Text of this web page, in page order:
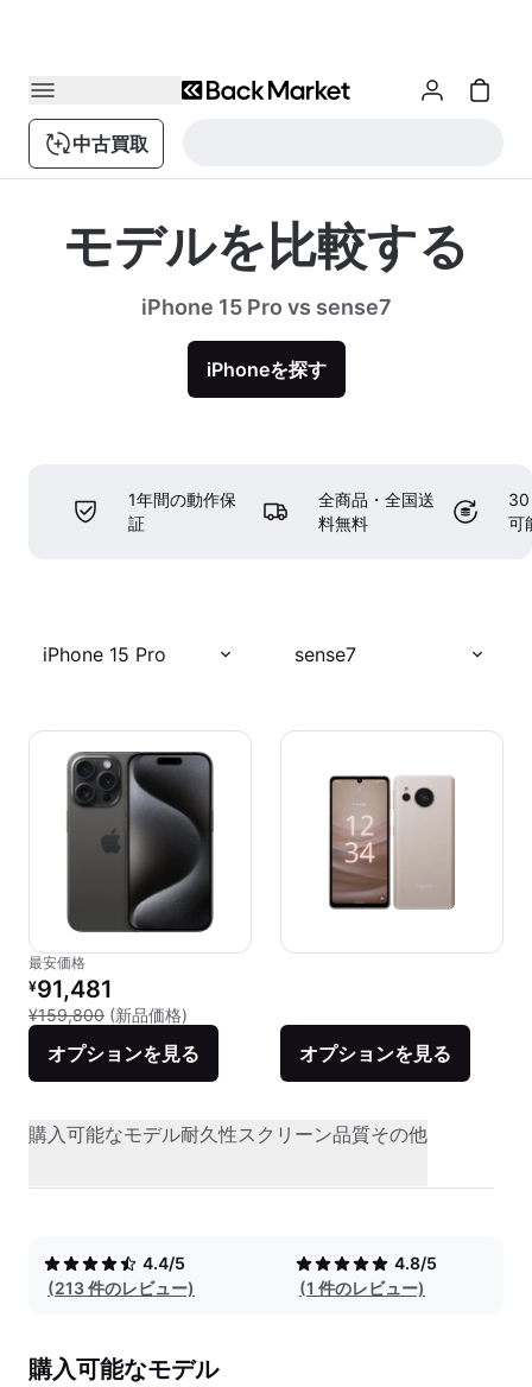
中古買取
モデルを比較する
iPhone 15 Pro vs sense7
iPhoneを探す
1年間の動作保
証
全商品・全国送
料無料
30
可
iPhone 15 Pro sense7
最安価格
リファービッシュ品の価格：
¥91,481
¥159,800 (新品価格)
オプションを見る オプションを見る
購入可能なモデル耐久性スクリーン品質その他
4.4/5
(213 件のレビュー)
4.8/5
(1 件のレビュー)
購入可能なモデル